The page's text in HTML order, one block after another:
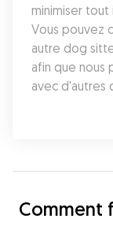
minimiser tout
Vous pouvez
autre dog
afin que nous
avec d'autres
Comment